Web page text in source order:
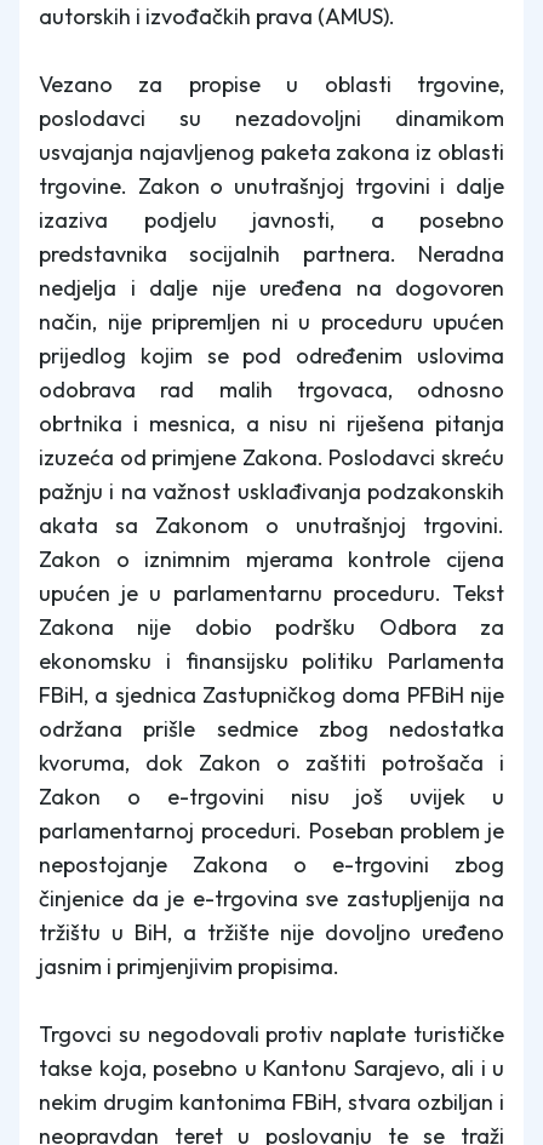
autorskih i izvođačkih prava (AMUS).
Vezano za propise u oblasti trgovine,
poslodavci su nezadovoljni dinamikom
usvajanja najavljenog paketa zakona iz oblasti
trgovine. Zakon o unutrašnjoj trgovini i dalje
izaziva podjelu javnosti, a posebno
predstavnika socijalnih partnera. Neradna
nedjelja i dalje nije uređena na dogovoren
način, nije pripremljen ni u proceduru upućen
prijedlog kojim se pod određenim uslovima
odobrava rad malih trgovaca, odnosno
obrtnika i mesnica, a nisu ni riješena pitanja
izuzeća od primjene Zakona. Poslodavci skreću
pažnju i na važnost usklađivanja podzakonskih
akata sa Zakonom o unutrašnjoj trgovini.
Zakon o iznimnim mjerama kontrole cijena
upućen je u parlamentarnu proceduru. Tekst
Zakona nije dobio podršku Odbora za
ekonomsku i finansijsku politiku Parlamenta
FBiH, a sjednica Zastupničkog doma PFBiH nije
održana prišle sedmice zbog nedostatka
kvoruma, dok Zakon o zaštiti potrošača i
Zakon o e-trgovini nisu još uvijek u
parlamentarnoj proceduri. Poseban problem je
nepostojanje Zakona o e-trgovini zbog
činjenice da je e-trgovina sve zastupljenija na
tržištu u BiH, a tržište nije dovoljno uređeno
jasnim i primjenjivim propisima.
Trgovci su negodovali protiv naplate turističke
takse koja, posebno u Kantonu Sarajevo, ali i u
nekim drugim kantonima FBiH, stvara ozbiljan i
neopravdan teret u poslovanju te se traži